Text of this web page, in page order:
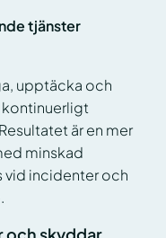
tjänster
upptäcka och
är en mer
minskad
vid incidenter och